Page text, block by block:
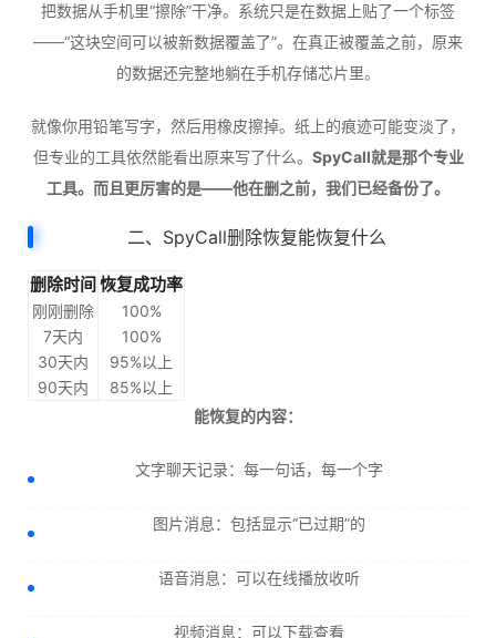
把数据从手机里“擦除”干净。系统只是在数据上贴了一个标签
——“这块空间可以被新数据覆盖了”。在真正被覆盖之前，原来
的数据还完整地躺在手机存储芯片里。
就像你用铅笔写字，然后用橡皮擦掉。纸上的痕迹可能变淡了，
但专业的工具依然能看出原来写了什么。 SpyCall就是那个专业
工具。而且更厉害的是——他在删之前，我们已经备份了。
二、SpyCall删除恢复能恢复什么
删除时间恢复成功率
刚刚删除
100%
7天内
100%
30天内
95%以上
90天内
85%以上
能恢复的内容：
文字聊天记录：每一句话，每一个字
图片消息：包括显示“已过期”的
语音消息：可以在线播放收听
视频消息：可以下载查看